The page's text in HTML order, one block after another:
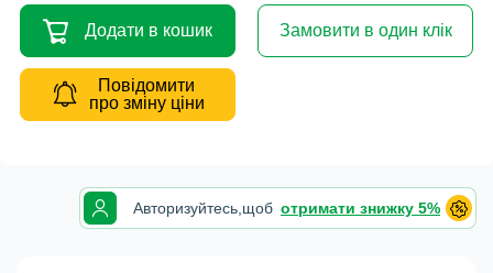
Додати в кошик Замовити в один клік
Повідомити
про зміну ціни
Авторизуйтесь, щоб отримати знижку 5%